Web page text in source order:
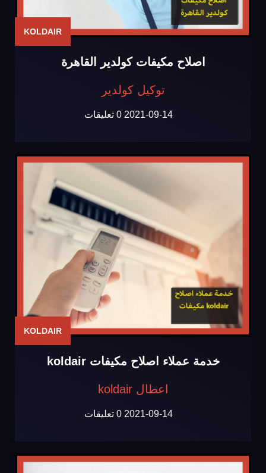
KOLDAIR
اصلاح مكيفات كولدير القاهرة
توكيل كولدير
2021-09-14 0 تعليقات
KOLDAIR
خدمة عملاء اصلاح مكيفات koldair
اعطال koldair
2021-09-14 0 تعليقات